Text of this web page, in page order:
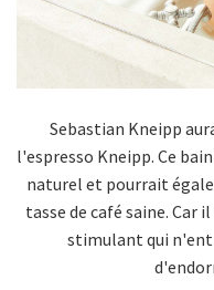
Sebastian Kneipp
l'espresso Kneipp. Ce
naturel et pourrait
tasse de café saine. Car
stimulant qui